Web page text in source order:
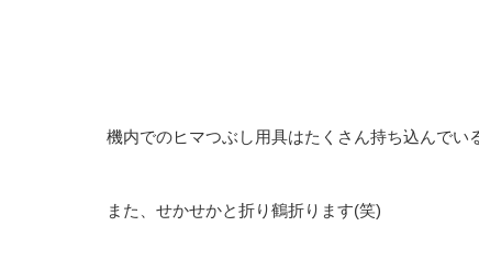
機内でのヒマつぶし用具はたくさん持ち込んでい
また、せかせかと折り鶴折ります(笑)